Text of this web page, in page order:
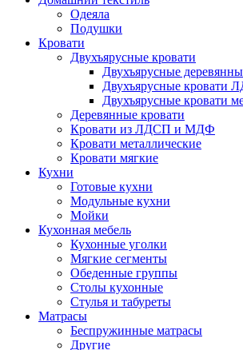
Одеяла
Подушки
Кровати
Двухъярусные кровати
Двухъярусные
Двухъярусные
Двухъярусные кровати
Деревянные кровати
Кровати из ЛДСП и МДФ
Кровати металлические
Кровати мягкие
Кухни
Готовые кухни
Модульные кухни
Мойки
Кухонная мебель
Кухонные уголки
Мягкие сегменты
Обеденные группы
Столы кухонные
Стулья и табуреты
Матрасы
Беспружинные матрасы
Другие